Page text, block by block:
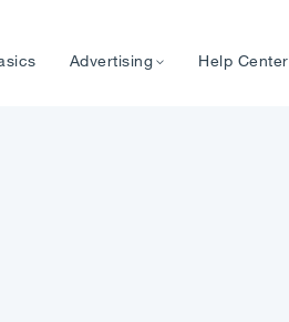
Advertising Help Center